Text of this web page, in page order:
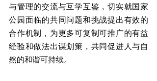
与管理的交流与互学互鉴，切实就国家
公园面临的共同问题和挑战提出有效的
合作机制，为更多可复制可推广的有益
经验和做法出谋划策，共同促进人与自
然的和谐可持续。